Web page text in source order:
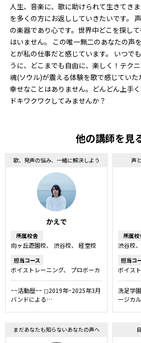
人生、音楽に、歌に助けられて生きてき
を多くの方にお返ししていきたいです。
の楽器であり心です。世界中どこを探し
はいません。 この唯一無二のあなたの声
とが私の仕事だと感じています。 いつで
うに、どこまでも自由に、楽しく！テク
魂(ソウル)が震える体験を歌で感じていた
幸せなことはありません。どんどん上手
ドキワクワクしてみませんか？
他の講師を見
歌、発声の悩み、一緒に解決しよう
かえで
所属校舎
向ヶ丘遊園校 渋谷校 経堂校
担当コース
ボイストレーニング
プロボーカ
弾き語りレッスン
~~活動歴~~ ◻︎2019年~2025年3月
バンドによる…
声
所属校
渋谷校
担当コ
ボイス
話し方
カルレ
コース
洗足学
ージカ
まだあなたも知らないあなたの声へ